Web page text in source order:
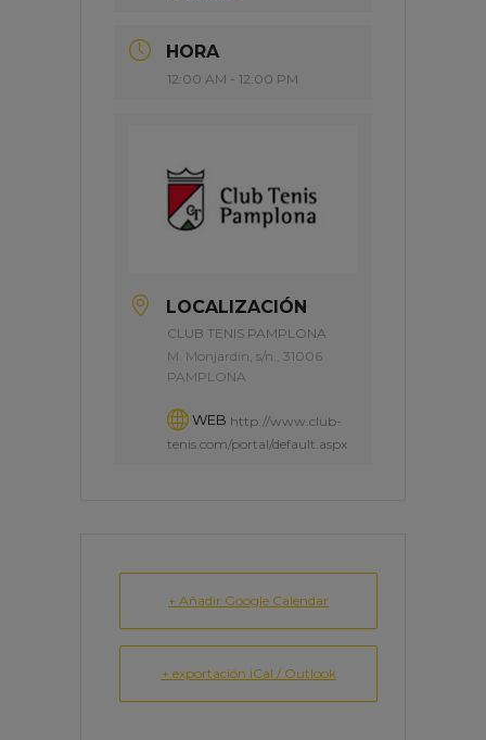
HORA
12:00 AM - 12:00 PM
LOCALIZACIÓN
CLUB TENIS PAMPLONA
M. Monjardín, s/n., 31006
PAMPLONA
WEB http://www.club-
tenis.com/portal/default.aspx
+ Añadir Google Calendar
+ exportación iCal / Outlook